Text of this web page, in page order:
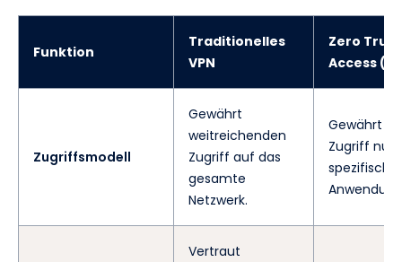
Funktion
Traditionelles
VPN
Zero
Access
Zugriffsmodell
Gewährt
weitreichenden
Zugriff auf das
gesamte
Netzwerk.
Gewährt
Zugriff nur
spezifische
Vertraut